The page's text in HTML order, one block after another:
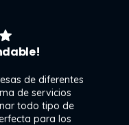
de diferentes
de servicios
todo tipo de
para los